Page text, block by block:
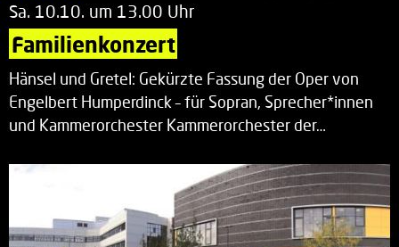
Sa. 10.10. um 13.00 Uhr
Familienkonzert
Hänsel und Gretel: Gekürzte Fassung der Oper von
Engelbert Humperdinck – für Sopran, Sprecher*innen
und Kammerorchester Kammerorchester der…